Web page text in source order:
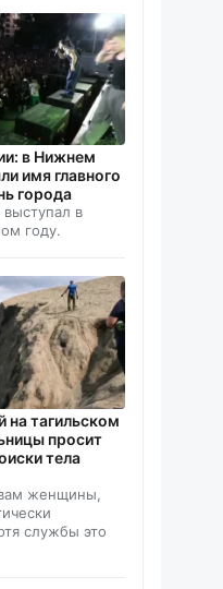
в Нижнем
имя главного
города
в
году.
на тагильском
просит
тела
женщины,
службы это